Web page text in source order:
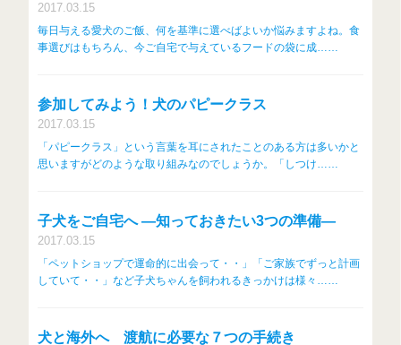
2017.03.15
毎日与える愛犬のご飯、何を基準に選べばよいか悩みますよね。食
事選びはもちろん、今ご自宅で与えているフードの袋に成……
参加してみよう！犬のパピークラス
2017.03.15
「パピークラス」という言葉を耳にされたことのある方は多いかと
思いますがどのような取り組みなのでしょうか。「しつけ……
子犬をご自宅へ ―知っておきたい3つの準備―
2017.03.15
「ペットショップで運命的に出会って・・」「ご家族でずっと計画
していて・・」など子犬ちゃんを飼われるきっかけは様々……
犬と海外へ 渡航に必要な７つの手続き